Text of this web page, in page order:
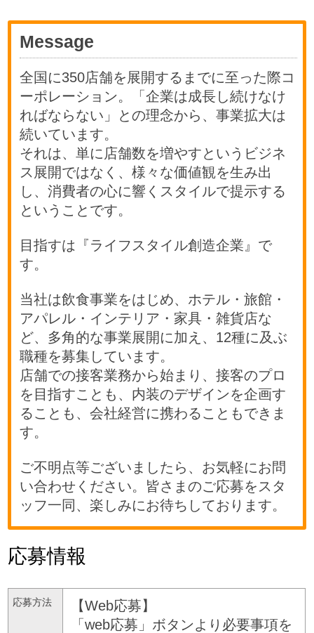
Message
全国に350店舗を展開するまでに至った際コ
ーポレーション。「企業は成長し続けなけ
ればならない」との理念から、事業拡大は
続いています。
それは、単に店舗数を増やすというビジネ
ス展開ではなく、様々な価値観を生み出
し、消費者の心に響くスタイルで提示する
ということです。
目指すは『ライフスタイル創造企業』で
す。
当社は飲食事業をはじめ、ホテル・旅館・
アパレル・インテリア・家具・雑貨店な
ど、多角的な事業展開に加え、12種に及ぶ
職種を募集しています。
店舗での接客業務から始まり、接客のプロ
を目指すことも、内装のデザインを企画す
ることも、会社経営に携わることもできま
す。
ご不明点等ございましたら、お気軽にお問
い合わせください。皆さまのご応募をスタ
ッフ一同、楽しみにお待ちしております。
応募情報
応募方法
【Web応募】
「web応募」ボタンより必要事項を